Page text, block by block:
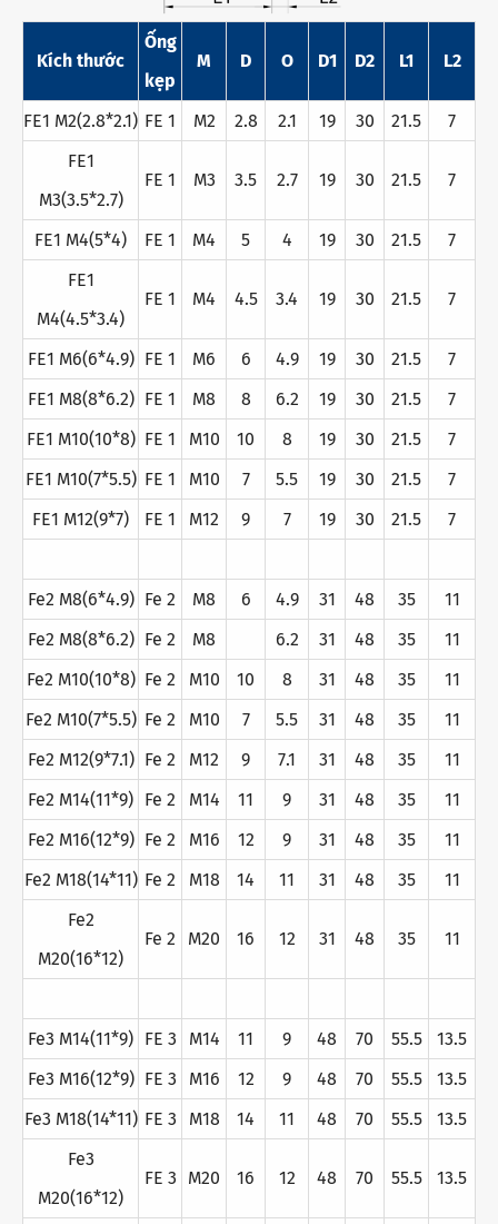
Kích thước
Ống
kẹp
M D O D1 D2 L1 L2
FE1 M2(2.8*2.1) FE 1 M2 2.8 2.1 19 30 21.5
7
FE1
M3(3.5*2.7)
FE 1 M3 3.5 2.7 19 30 21.5 7
FE1 M4(5*4) FE 1 M4 5 4 19 30 21.5
7
FE1
M4(4.5*3.4)
FE 1 M4 4.5 3.4 19 30 21.5 7
FE1 M6(6*4.9) FE 1 M6 6 4.9 19 30 21.5
7
FE1 M8(8*6.2) FE 1 M8 8 6.2 19 30 21.5
7
FE1 M10(10*8) FE 1 M10 10 8 19 30 21.5
7
FE1 M10(7*5.5) FE 1 M10 7 5.5 19 30 21.5
7
FE1 M12(9*7)
FE 1 M12 9 7 19 30 21.5 7
Fe2 M8(6*4.9) Fe 2 M8 6 4.9 31 48 35
11
Fe2 M8(8*6.2) Fe 2 M8 6.2 31 48 35
11
Fe2 M10(10*8) Fe 2 M10 10 8 31 48 35
11
Fe2 M10(7*5.5) Fe 2 M10 7 5.5 31 48 35
11
Fe2 M12(9*7.1) Fe 2 M12 9 7.1 31 48 35
11
Fe2 M14(11*9) Fe 2 M14 11 9 31 48 35
11
Fe2 M16(12*9) Fe 2 M16 12 9 31 48 35
11
Fe2 M18(14*11) Fe 2 M18 14 11 31 48 35
11
Fe2
M20(16*12)
Fe 2 M20 16 12 31 48 35 11
Fe3 M14(11*9) FE 3 M14 11 9 48 70 55.5
13.5
Fe3 M16(12*9) FE 3 M16 12 9 48 70 55.5
13.5
Fe3 M18(14*11) FE 3 M18 14 11 48 70 55.5
13.5
Fe3
M20(16*12)
FE 3 M20 16 12 48 70 55.5 13.5